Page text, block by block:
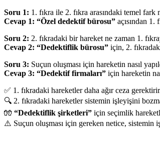
Soru 1: 1. fıkra ile 2. fıkra arasındaki temel fark
Cevap 1: “Özel dedektif bürosu” açısından
Soru 2: 2. fıkradaki bir hareket ne zaman 1.
Cevap 2: “Dedektiflik bürosu” için, 2.
Soru 3: Suçun oluşması için hareketin nasıl
Cevap 3: “Dedektif firmaları” için hareketin
✅ 1. fıkradaki hareketler daha ağır ceza
🔍 2. fıkradaki hareketler sistemin işleyişini
🧤 “Dedektiflik şirketleri” için seçimlik
⚠️ Suçun oluşması için gereken netice, sistemin